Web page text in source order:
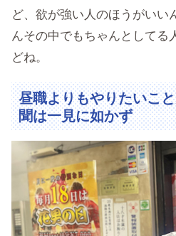
ど、欲が強い人のほうがいい
んその中でもちゃんとしてる
どね。
昼職よりもやりたいこ
聞は一見に如かず